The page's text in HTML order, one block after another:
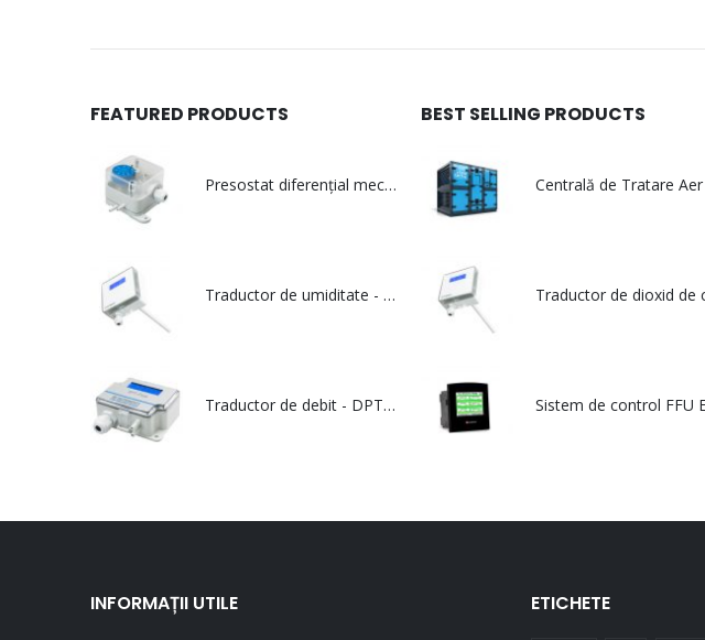
FEATURED PRODUCTS
Presostat diferențial mecanic pentru aer - PS
Traductor de umiditate - RHT Duct
Traductor de debit - DPT Flow
BEST SELLING PRODUCTS
INFORMAȚII UTILE ETICHETE